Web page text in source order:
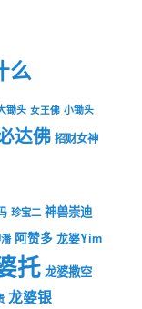
么
锄头 女王佛 小锄头
达佛 招财女神
珍宝二 神兽崇迪
阿赞多 龙婆Yim
托 龙婆撒空
龙婆银